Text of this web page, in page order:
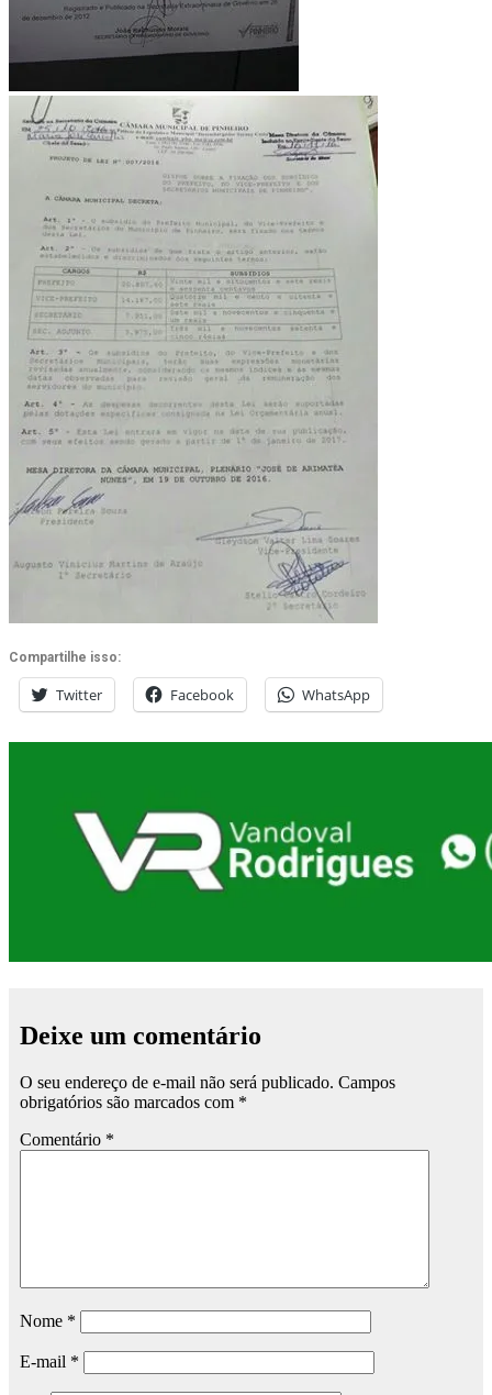
Compartilhe isso:
Twitter Facebook WhatsApp
Deixe um comentário
O seu endereço de e-mail não será publicado. Campos
obrigatórios são marcados com *
Comentário *
Nome *
E-mail *